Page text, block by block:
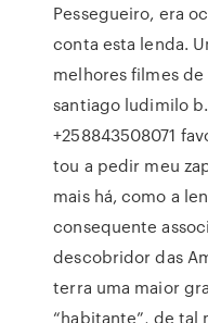
Pessegueiro, era
conta esta lenda.
melhores filmes
santiago ludimilo
+258843508071
tou a pedir meu
mais há, como a
consequente
descobridor das
terra uma maior
“habitante”, de tal